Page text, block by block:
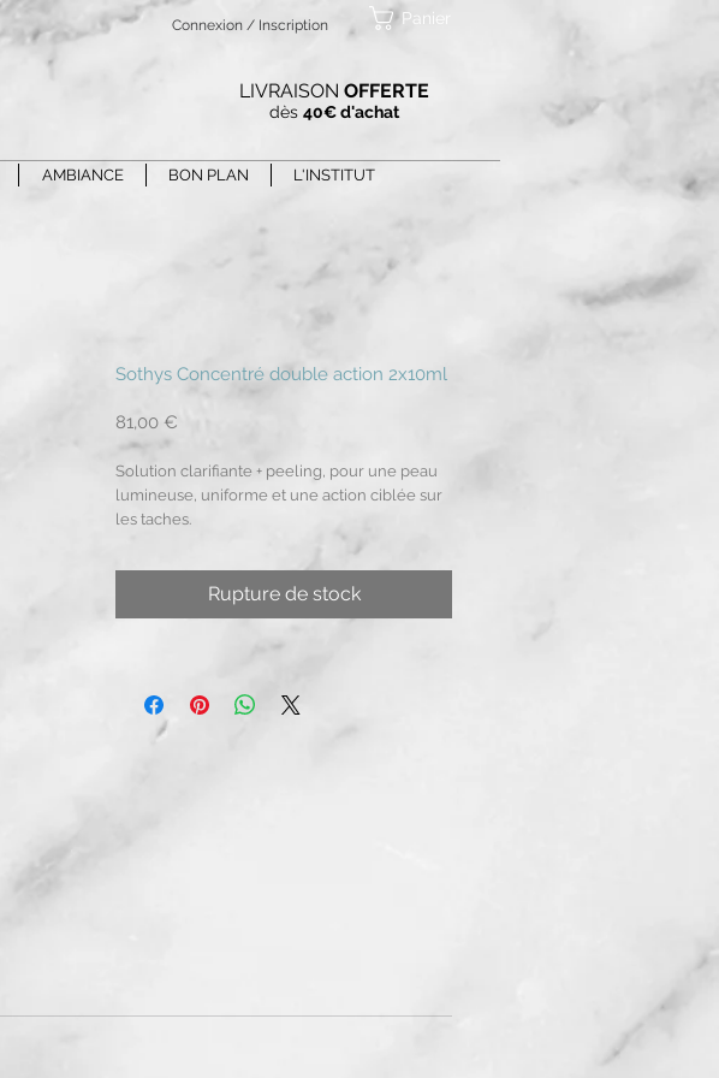
Connexion / Inscription Panier
LIVRAISON OFFERTE
dès 40€ d'achat
AMBIANCE BON PLAN L'INSTITUT
Sothys Concentré double action 2x10ml
81,00 €
Solution clarifiante + peeling, pour une peau
lumineuse, uniforme et une action ciblée sur
les taches.
Rupture de stock